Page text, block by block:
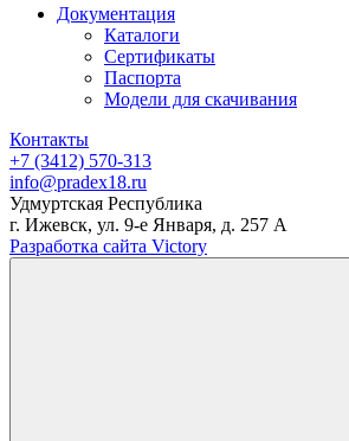
Документация
Каталоги
Сертификаты
Паспорта
Модели для скачивания
Контакты
+7 (3412) 570-313
info@pradex18.ru
Удмуртская Республика
г. Ижевск, ул. 9-е Января, д. 257 А
Разработка сайта Victory